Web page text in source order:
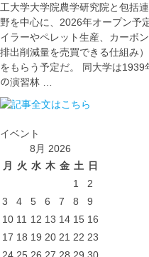
工大学大学院農学研究院と包括
野を中心に、2026年オープン予
イラーやペレット生産、カーボ
排出削減量を売買できる仕組み
をもらう予定だ。 同大学は
の演習林 …
イベント
8月 2026
月
火 水 木 金 土
日
1
2
3
4 5 6 7 8
9
10 11 12 13 14 15 16
17 18 19 20 21 22 23